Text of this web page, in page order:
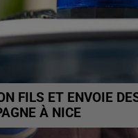
FILS ET ENVOIE
À NICE